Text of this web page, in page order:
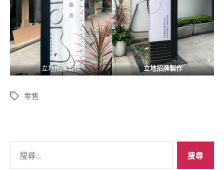
立地招牌製作 立地招牌製作
零售